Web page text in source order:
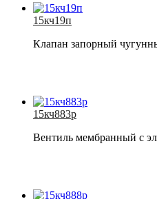
15кч19п
Клапан запорный
15кч883р
Вентиль мембранный с